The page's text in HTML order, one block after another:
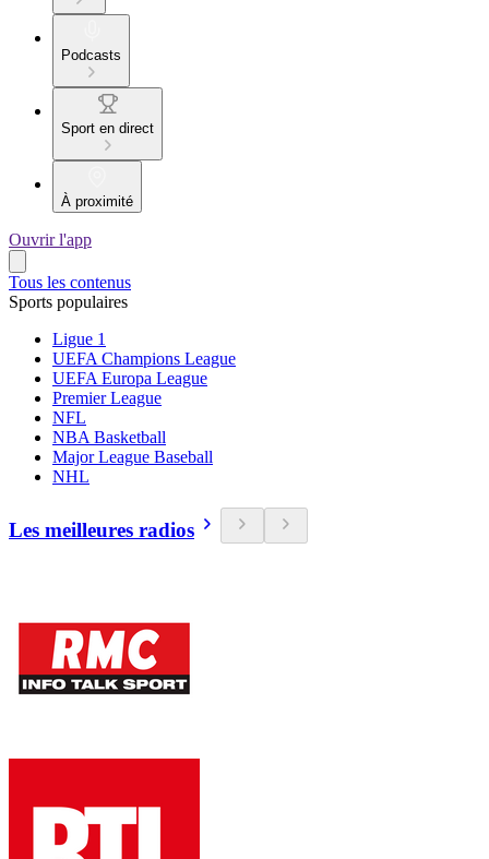
Podcasts
Sport en direct
À proximité
Ouvrir l'app
Tous les contenus
Sports populaires
Ligue 1
UEFA Champions League
UEFA Europa League
Premier League
NFL
NBA Basketball
Major League Baseball
NHL
Les meilleures radios